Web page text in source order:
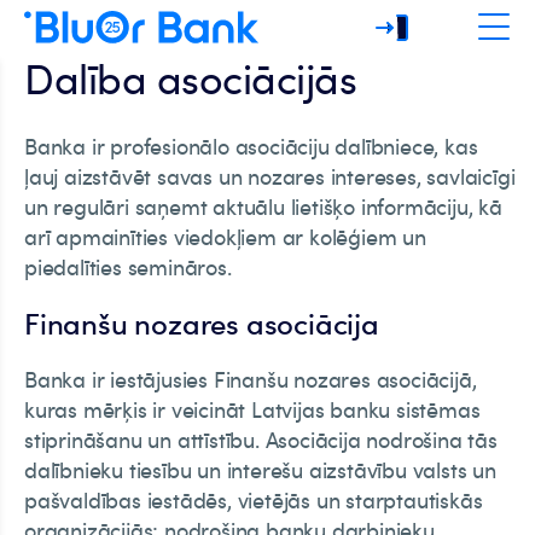
Dalība asociācijās
Banka ir profesionālo asociāciju dalībniece, kas
ļauj aizstāvēt savas un nozares intereses, savlaicīgi
un regulāri saņemt aktuālu lietišķo informāciju, kā
arī apmainīties viedokļiem ar kolēģiem un
piedalīties semināros.
Finanšu nozares asociācija
Banka ir iestājusies Finanšu nozares asociācijā,
kuras mērķis ir veicināt Latvijas banku sistēmas
stiprināšanu un attīstību. Asociācija nodrošina tās
dalībnieku tiesību un interešu aizstāvību valsts un
pašvaldības iestādēs, vietējās un starptautiskās